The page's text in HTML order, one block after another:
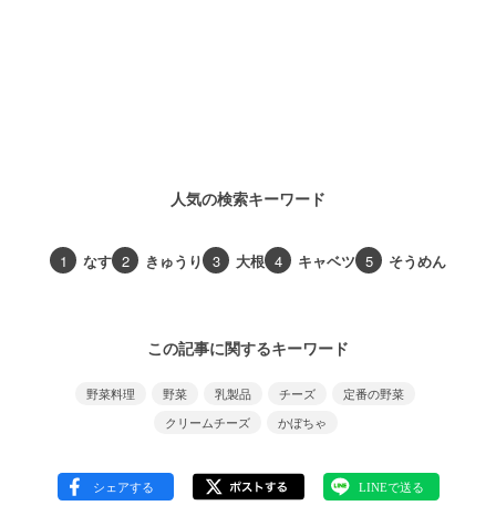
人気の検索キーワード
1 なす 2 きゅうり 3 大根 4 キャベツ 5 そうめん
この記事に関するキーワード
野菜料理 野菜 乳製品 チーズ
定番の野菜
クリームチーズ
かぼちゃ